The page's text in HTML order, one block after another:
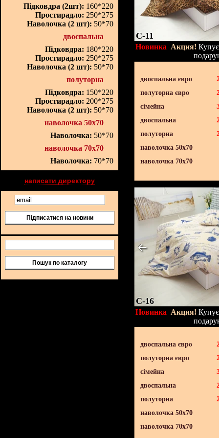
Підковдра (2шт): 160*220
Простирадло: 250*275
Наволочка (2 шт): 50*70
двоспальна
Підковдра: 180*220
Простирадло: 250*275
Наволочка (2 шт): 50*70
полуторна
Підковдра: 150*220
Простирадло: 200*275
Наволочка (2 шт): 50*70
наволочка 50х70
Наволочка: 50*70
наволочка 70х70
Наволочка: 70*70
написати директору
Підписатися на новини
Пошук по каталогу
C-11
Новинка Акция!
двоспальна євро
полуторна євро
сімейна
двоспальна
полуторна
наволочка 50х70
наволочка 70х70
C-16
Новинка Акция!
двоспальна євро
полуторна євро
сімейна
двоспальна
полуторна
наволочка 50х70
наволочка 70х70